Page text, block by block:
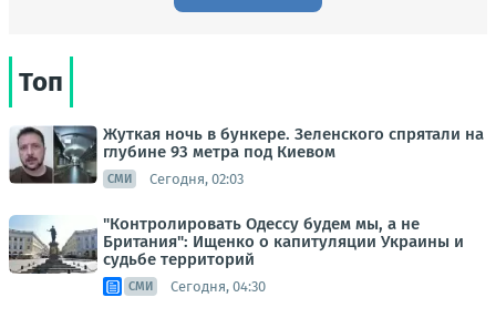
Топ
Жуткая ночь в бункере. Зеленского спрятали на
глубине 93 метра под Киевом
СМИ Сегодня, 02:03
"Контролировать Одессу будем мы, а не
Британия": Ищенко о капитуляции Украины и
судьбе территорий
СМИ Сегодня, 04:30